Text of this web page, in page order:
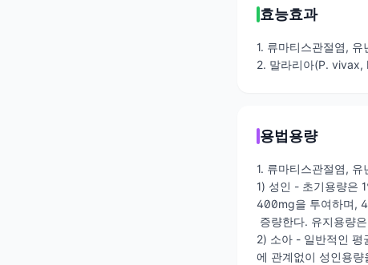
효능효과
1. 류마티스관절염,
2. 말라리아(P.
용법용량
1. 류마티스관절염,
1) 성인 - 초기용량은
400mg을 투여하며,
증량한다. 유지용량
2) 소아 - 일반적인
에 관계없이 성인용